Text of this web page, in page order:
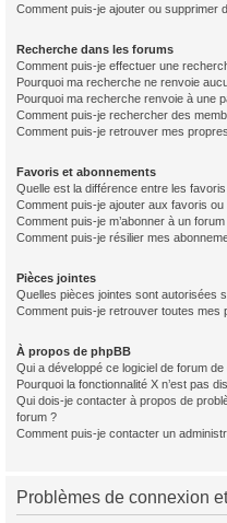
Comment puis-je ajouter ou supprimer
Recherche dans les forums
Comment puis-je effectuer une
Pourquoi ma recherche ne renvoie
Pourquoi ma recherche renvoie à une
Comment puis-je rechercher des
Comment puis-je retrouver mes
Favoris et abonnements
Quelle est la différence entre les
Comment puis-je ajouter aux favoris ou
Comment puis-je m’abonner à un
Comment puis-je résilier mes
Pièces jointes
Quelles pièces jointes sont autorisées
Comment puis-je retrouver toutes mes
À propos de phpBB
Qui a développé ce logiciel de forum
Pourquoi la fonctionnalité X n’est pas
Qui dois-je contacter à propos de
forum ?
Comment puis-je contacter un
Problèmes de connexion